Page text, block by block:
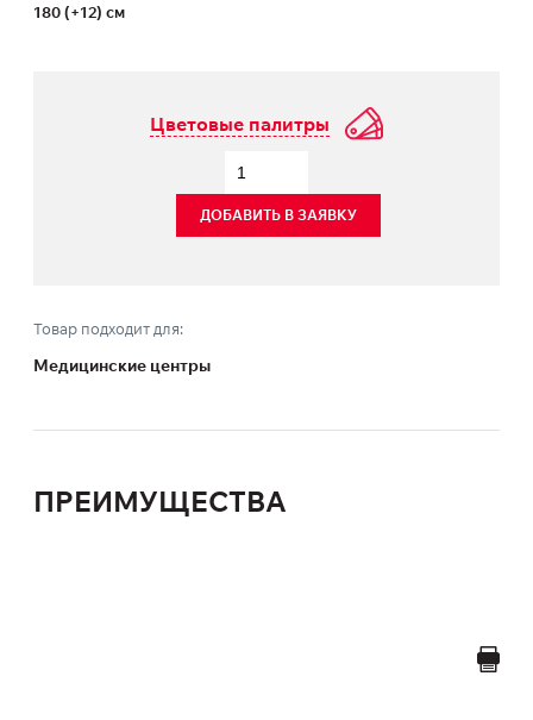
180 (+12) см
Цветовые палитры
ДОБАВИТЬ В ЗАЯВКУ
Товар подходит для:
Медицинские центры
ПРЕИМУЩЕСТВА